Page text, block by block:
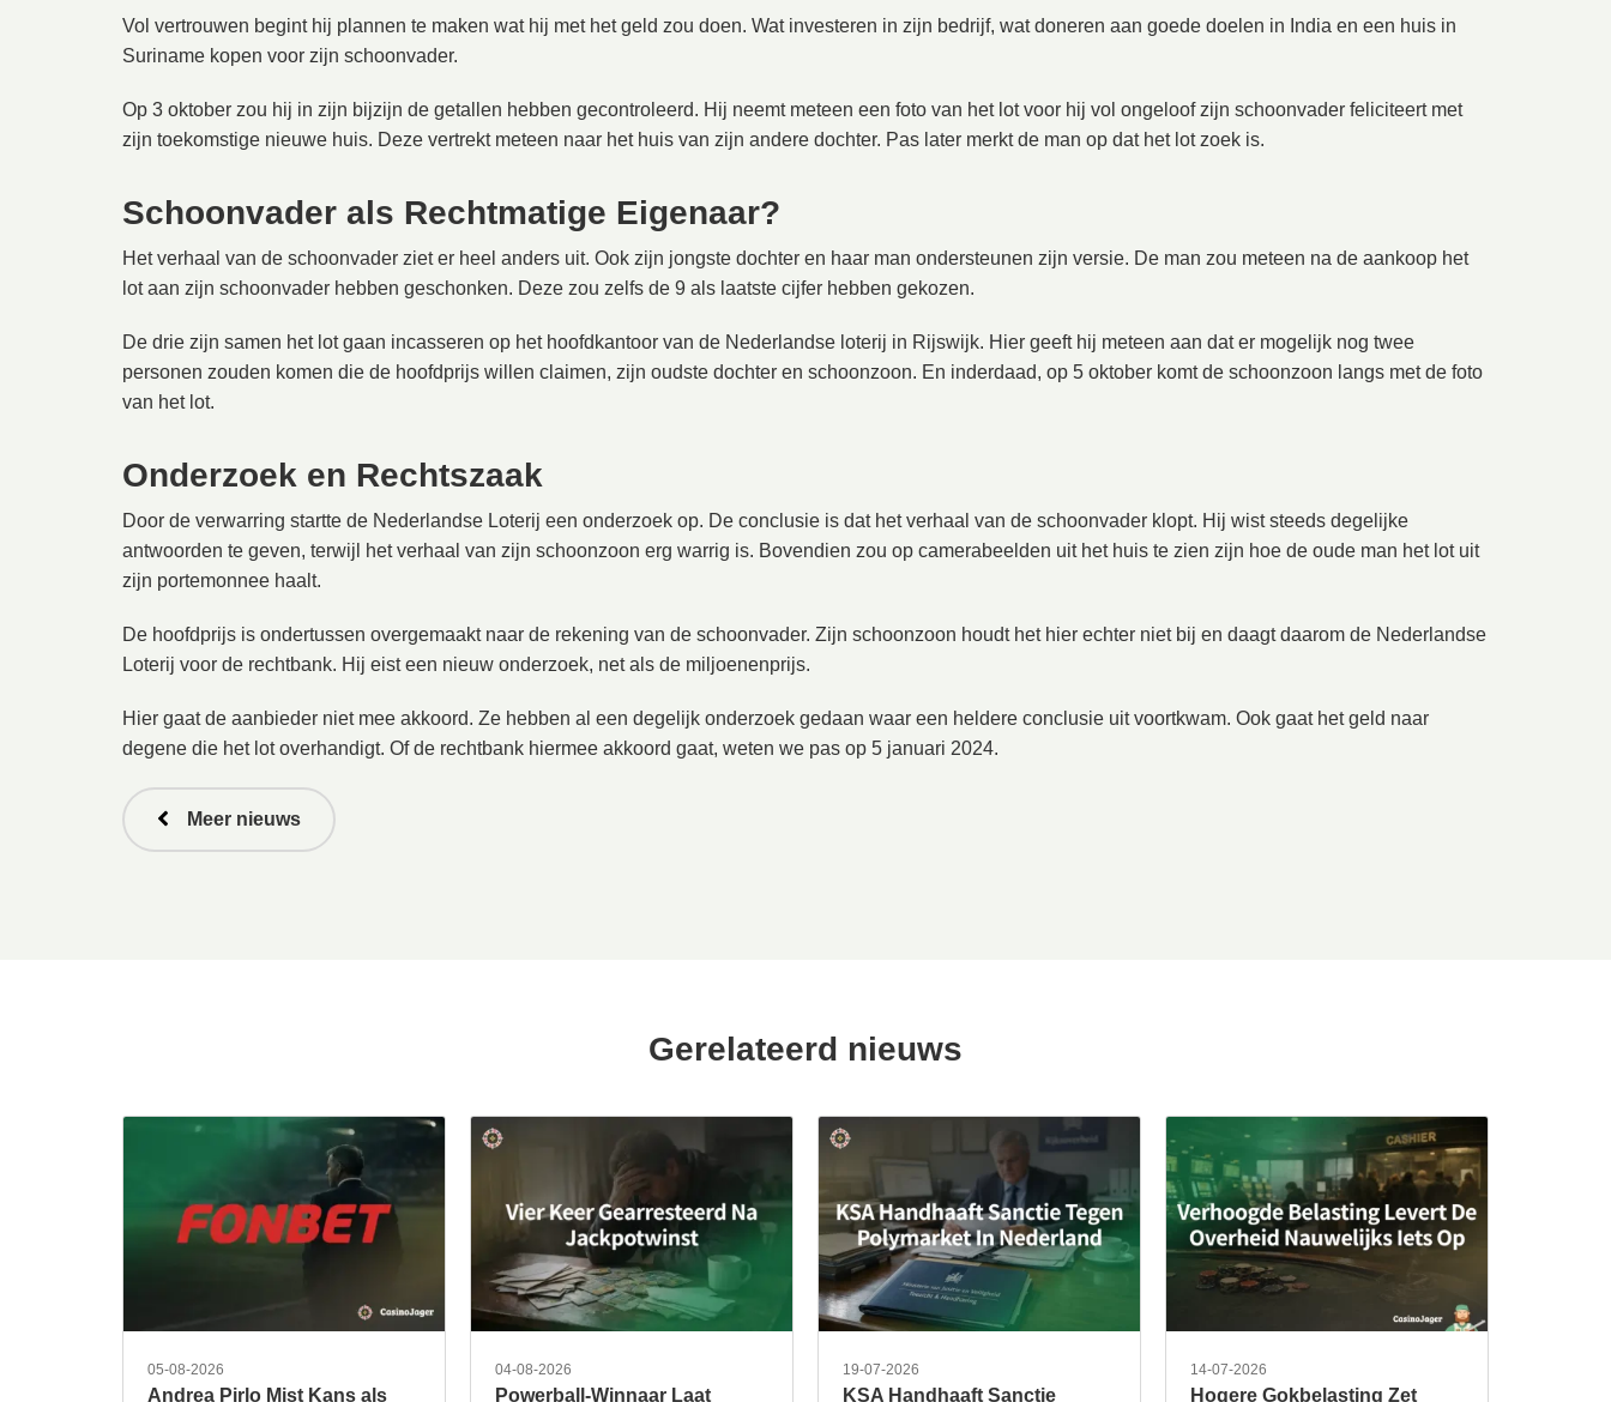
Vol vertrouwen begint hij plannen te maken wat hij met het geld zou doen. Wat investeren in zijn bedrijf, wat doneren aan goede doelen in India en een huis in
Suriname kopen voor zijn schoonvader.
Op 3 oktober zou hij in zijn bijzijn de getallen hebben gecontroleerd. Hij neemt meteen een foto van het lot voor hij vol ongeloof zijn schoonvader feliciteert met
zijn toekomstige nieuwe huis. Deze vertrekt meteen naar het huis van zijn andere dochter. Pas later merkt de man op dat het lot zoek is.
Schoonvader als Rechtmatige Eigenaar?
Het verhaal van de schoonvader ziet er heel anders uit. Ook zijn jongste dochter en haar man ondersteunen zijn versie. De man zou meteen na de aankoop het
lot aan zijn schoonvader hebben geschonken. Deze zou zelfs de 9 als laatste cijfer hebben gekozen.
De drie zijn samen het lot gaan incasseren op het hoofdkantoor van de Nederlandse loterij in Rijswijk. Hier geeft hij meteen aan dat er mogelijk nog twee
personen zouden komen die de hoofdprijs willen claimen, zijn oudste dochter en schoonzoon. En inderdaad, op 5 oktober komt de schoonzoon langs met de foto
van het lot.
Onderzoek en Rechtszaak
Door de verwarring startte de Nederlandse Loterij een onderzoek op. De conclusie is dat het verhaal van de schoonvader klopt. Hij wist steeds degelijke
antwoorden te geven, terwijl het verhaal van zijn schoonzoon erg warrig is. Bovendien zou op camerabeelden uit het huis te zien zijn hoe de oude man het lot uit
zijn portemonnee haalt.
De hoofdprijs is ondertussen overgemaakt naar de rekening van de schoonvader. Zijn schoonzoon houdt het hier echter niet bij en daagt daarom de Nederlandse
Loterij voor de rechtbank. Hij eist een nieuw onderzoek, net als de miljoenenprijs.
Hier gaat de aanbieder niet mee akkoord. Ze hebben al een degelijk onderzoek gedaan waar een heldere conclusie uit voortkwam. Ook gaat het geld naar
degene die het lot overhandigt. Of de rechtbank hiermee akkoord gaat, weten we pas op 5 januari 2024.
Meer nieuws
Gerelateerd nieuws
05-08-2026
Andrea Pirlo Mist Kans als
04-08-2026
Powerball-Winnaar Laat
19-07-2026
KSA Handhaaft Sanctie
14-07-2026
Hogere Gokbelasting Zet